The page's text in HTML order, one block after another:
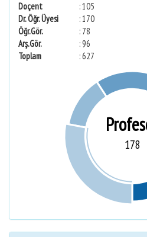
Doçent
: 105
Dr. Öğr. Üyesi
: 170
Öğr.Gör.
: 78
Arş.Gör.
: 96
Toplam
: 627
178